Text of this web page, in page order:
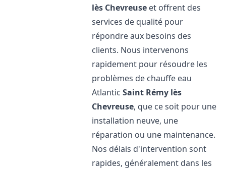
lès Chevreuse et offrent des
services de qualité pour
répondre aux besoins des
clients. Nous intervenons
rapidement pour résoudre les
problèmes de chauffe eau
AtlanticSaint Rémy lès
Chevreuse, que ce soit pour une
installation neuve, une
réparation ou une maintenance.
Nos délais d'intervention sont
rapides, généralement dans les